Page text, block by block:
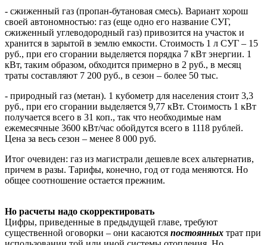
- сжиженный газ (пропан-бутановая смесь). Вариант хорош
своей автономностью: газ (еще одно его название СУГ,
сжиженный углеводородный газ) привозится на участок и
хранится в зарытой в землю емкости. Стоимость 1 л СУГ – 15
руб., при его сгорании выделяется порядка 7 кВт энергии. 1
кВт, таким образом, обходится примерно в 2 руб., в месяц
траты составляют 7 200 руб., в сезон – более 50 тыс.
- природный газ (метан). 1 кубометр для населения стоит 3,3
руб., при его сгорании выделяется 9,77 кВт. Стоимость 1 кВт
получается всего в 31 коп., так что необходимые нам
ежемесячные 3600 кВт/час обойдутся всего в 1118 рублей.
Цена за весь сезон – менее 8 000 руб.
Итог очевиден: газ из магистрали дешевле всех альтернатив,
причем в разы. Тарифы, конечно, год от года меняются. Но
общее соотношение остается прежним.
Но расчеты надо скорректировать
Цифры, приведенные в предыдущей главе, требуют
существенной оговорки – они касаются постоянных трат при